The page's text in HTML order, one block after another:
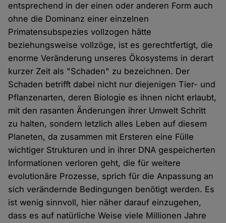
entsprechend in der einen oder anderen Form auch
ohne die Dominanz einer einzelnen
Primatensubspezies vollzogen hätte
beziehungsweise vollzöge, ist es gerechtfertigt, die
enorme Veränderung unseres Ökosystems in derart
kurzer Zeit als "Schaden" zu bezeichnen. Der
Schaden betrifft dabei nicht nur diejenigen Tier- und
Pflanzenarten, deren Biologie es ihnen nicht erlaubt,
mit den rasanten Änderungen ihrer Umwelt Schritt
zu halten, sondern letzlich alles Leben auf diesem
Planeten, da zusammen mit Ersteren eine Fülle
wichtiger Strukturen und in ihrer DNA gespeicherten
Informationen verloren geht, die für weitere
evolutionäre Prozesse, sprich für die Anpassung an
sich verändernde Bedingungen benötigt werden. Es
ist wenig sinnvoll, hier näher darauf einzugehen,
dass es auf natürliche Weise viele Millionen Jahre